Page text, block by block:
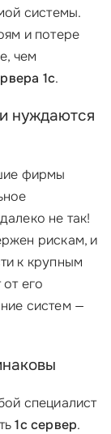
системы.
и потере
чем
1с.
нуждаются
фирмы
не так!
рискам, и
к крупным
его
систем —
специалист
1с сервер.